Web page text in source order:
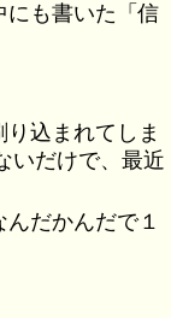
にも書いた「信
込まれてしま
いだけで、最近
んだかんだで１